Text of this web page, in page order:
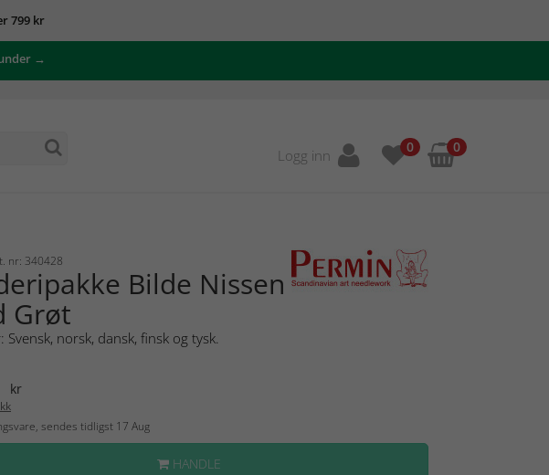
799 kr
→
Logg inn 0 0
nr: 340428
Bilde Nissen
Grøt
Svensk, norsk, dansk, finsk og tysk.
kr
sendes tidligst 17 Aug
HANDLE